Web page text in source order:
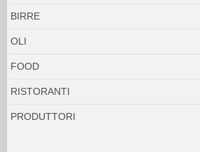
BIRRE
OLI
FOOD
RISTORANTI
PRODUTTORI